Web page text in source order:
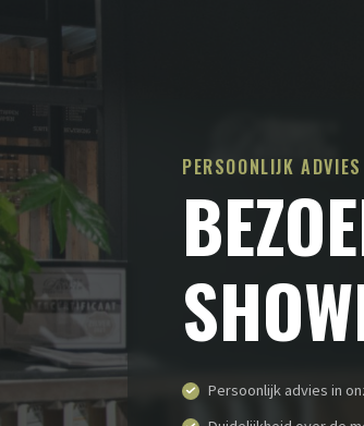
PERSOONLIJK
Persoonlijk advies in